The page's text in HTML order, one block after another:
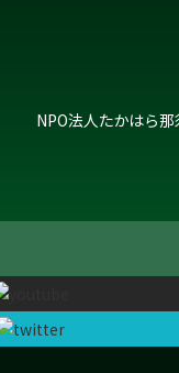
NPO法人たかはら